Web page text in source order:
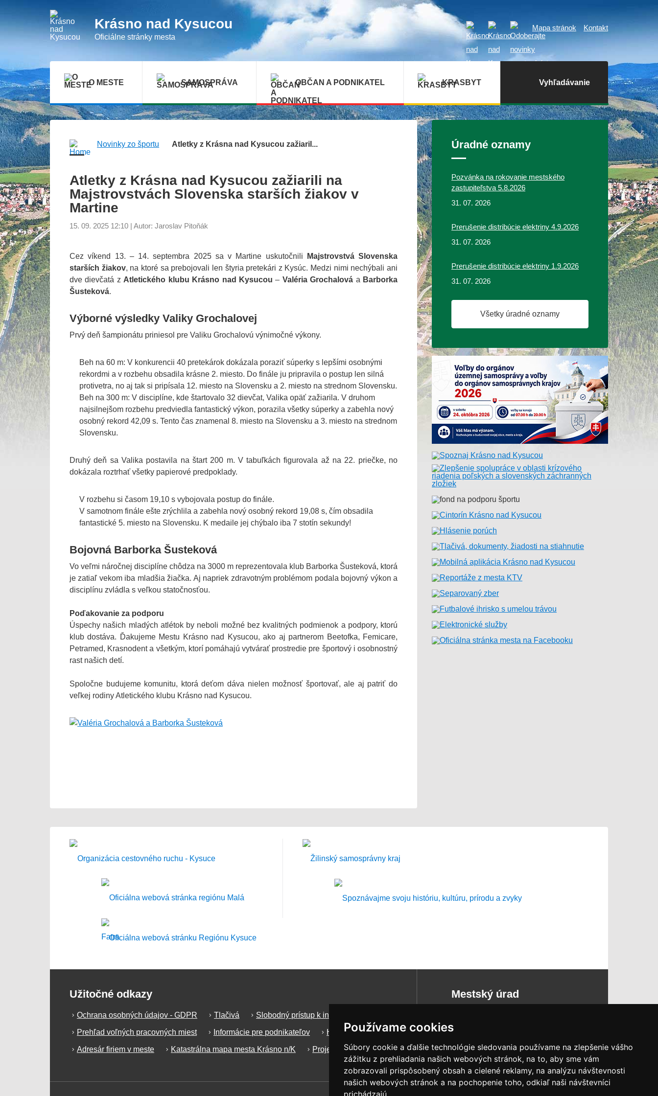
Používame cookies
Súbory cookie a ďalšie technológie sledovania používame na zlepšenie vášho
zážitku z prehliadania našich webových stránok, na to, aby sme vám
zobrazovali prispôsobený obsah a cielené reklamy, na analýzu návštevnosti
našich webových stránok a na pochopenie toho, odkiaľ naši návštevníci
prichádzajú.
obsah
Krásno nad Kysucou
Oficiálne stránky mesta
Mapa stránok Kontakt
O MESTE SAMOSPRÁVA OBČAN A PODNIKATEL KRASBYT Vyhľadávanie
Novinky zo športu Atletky z Krásna nad Kysucou zažiaril...
Atletky z Krásna nad Kysucou zažiarili na
Majstrovstvách Slovenska starších žiakov v
Martine
15. 09. 2025 12:10 | Autor: Jaroslav Pitoňák
Cez víkend 13. – 14. septembra 2025 sa v Martine uskutočnili
Majstrovstvá Slovenska
starších žiakov, na ktoré sa prebojovali len štyria pretekári z Kysúc. Medzi nimi nechýbali ani
dve dievčatá z Atletického klubu Krásno nad Kysucou – Valéria Grochalová a Barborka
Šusteková.
Výborné výsledky Valiky Grochalovej
Prvý deň šampionátu priniesol pre Valiku Grochalovú výnimočné výkony.
Beh na 60 m: V konkurencii 40 pretekárok dokázala poraziť súperky s lepšími osobnými
rekordmi a v rozbehu obsadila krásne 2. miesto. Do finále ju pripravila o postup len silná
protivetra, no aj tak si pripísala 12. miesto na Slovensku a 2. miesto na strednom Slovensku.
Beh na 300 m: V disciplíne, kde štartovalo 32 dievčat, Valika opäť zažiarila. V druhom
najsilnejšom rozbehu predviedla fantastický výkon, porazila všetky súperky a zabehla nový
osobný rekord 42,09 s. Tento čas znamenal 8. miesto na Slovensku a 3. miesto na strednom
Slovensku.
Druhý deň sa Valika postavila na štart 200 m. V tabuľkách figurovala až na 22. priečke, no
dokázala roztrhať všetky papierové predpoklady.
V rozbehu si časom 19,10 s vybojovala postup do finále.
V samotnom finále ešte zrýchlila a zabehla nový osobný rekord 19,08 s, čím obsadila
fantastické 5. miesto na Slovensku. K medaile jej chýbalo iba 7 stotín sekundy!
Bojovná Barborka Šusteková
Vo veľmi náročnej disciplíne chôdza na 3000 m reprezentovala klub Barborka Šusteková, ktorá
je zatiaľ vekom iba mladšia žiačka. Aj napriek zdravotným problémom podala bojovný výkon a
disciplínu zvládla s veľkou statočnosťou.
Poďakovanie za podporu
Úspechy našich mladých atlétok by neboli možné bez kvalitných podmienok a podpory, ktorú
klub dostáva. Ďakujeme Mestu Krásno nad Kysucou, ako aj partnerom Beetofka, Femicare,
Petramed, Krasnodent a všetkým, ktorí pomáhajú vytvárať prostredie pre športový i osobnostný
rast našich detí.
Spoločne budujeme komunitu, ktorá deťom dáva nielen možnosť športovať, ale aj patriť do
veľkej rodiny Atletického klubu Krásno nad Kysucou.
Úradné oznamy
Pozvánka na rokovanie mestského
zastupiteľstva 5.8.2026
31. 07. 2026
Prerušenie distribúcie elektriny 4.9.2026
31. 07. 2026
Prerušenie distribúcie elektriny 1.9.2026
31. 07. 2026
Všetky úradné oznamy
Užitočné odkazy
Ochrana osobných údajov - GDPR Tlačivá Slobodný prístup k informáciam
Prehľad voľných pracovných miest Informácie pre podnikateľov Hlásenie porúch
Adresár firiem v meste Katastrálna mapa mesta Krásno n/K Projekty a dotácie
Mestský úrad
023 02 Krásno n. Kysucou
Kontakt:+421 41 4385 200